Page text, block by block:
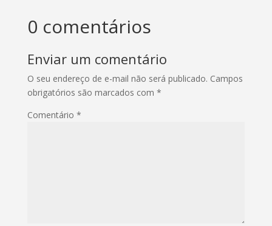
0 comentários
Enviar um comentário
O seu endereço de e-mail não será publicado. Campos
obrigatórios são marcados com *
Comentário *